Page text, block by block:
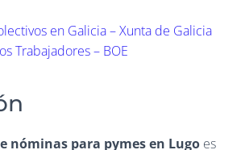
en Galicia – Xunta de Galicia
Trabajadores – BOE
nóminas para pymes en Lugo es